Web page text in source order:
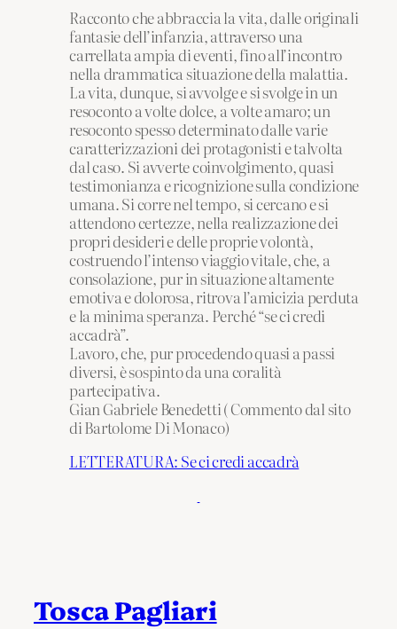
Racconto che abbraccia la vita, dalle originali
fantasie dell’infanzia, attraverso una
carrellata ampia di eventi, fino all’incontro
nella drammatica situazione della malattia.
La vita, dunque, si avvolge e si svolge in un
resoconto a volte dolce, a volte amaro; un
resoconto spesso determinato dalle varie
caratterizzazioni dei protagonisti e talvolta
dal caso. Si avverte coinvolgimento, quasi
testimonianza e ricognizione sulla condizione
umana. Si corre nel tempo, si cercano e si
attendono certezze, nella realizzazione dei
propri desideri e delle proprie volontà,
costruendo l’intenso viaggio vitale, che, a
consolazione, pur in situazione altamente
emotiva e dolorosa, ritrova l’amicizia perduta
e la minima speranza. Perché “se ci credi
accadrà”.
Lavoro, che, pur procedendo quasi a passi
diversi, è sospinto da una coralità
partecipativa.
Gian Gabriele Benedetti ( Commento dal sito
di Bartolome Di Monaco)
LETTERATURA: Se ci credi accadrà
Tosca Pagliari